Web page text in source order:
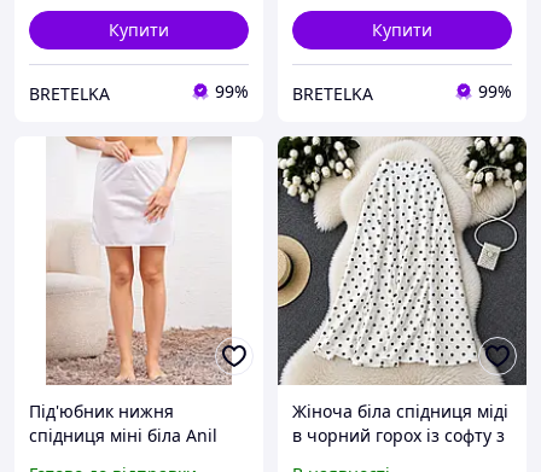
Купити
BRETELKA 99%
Купити
BRETELKA 99%
Під'юбник нижня
спідниця мiнi біла Anil
Жіноча біла спідниця міді
в чорний горох із софту з